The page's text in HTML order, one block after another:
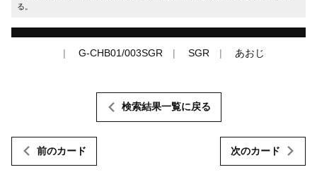
る。
G-CHB01/003SGR SGR あおじ
前のカード
検索結果一覧に戻る
次のカード